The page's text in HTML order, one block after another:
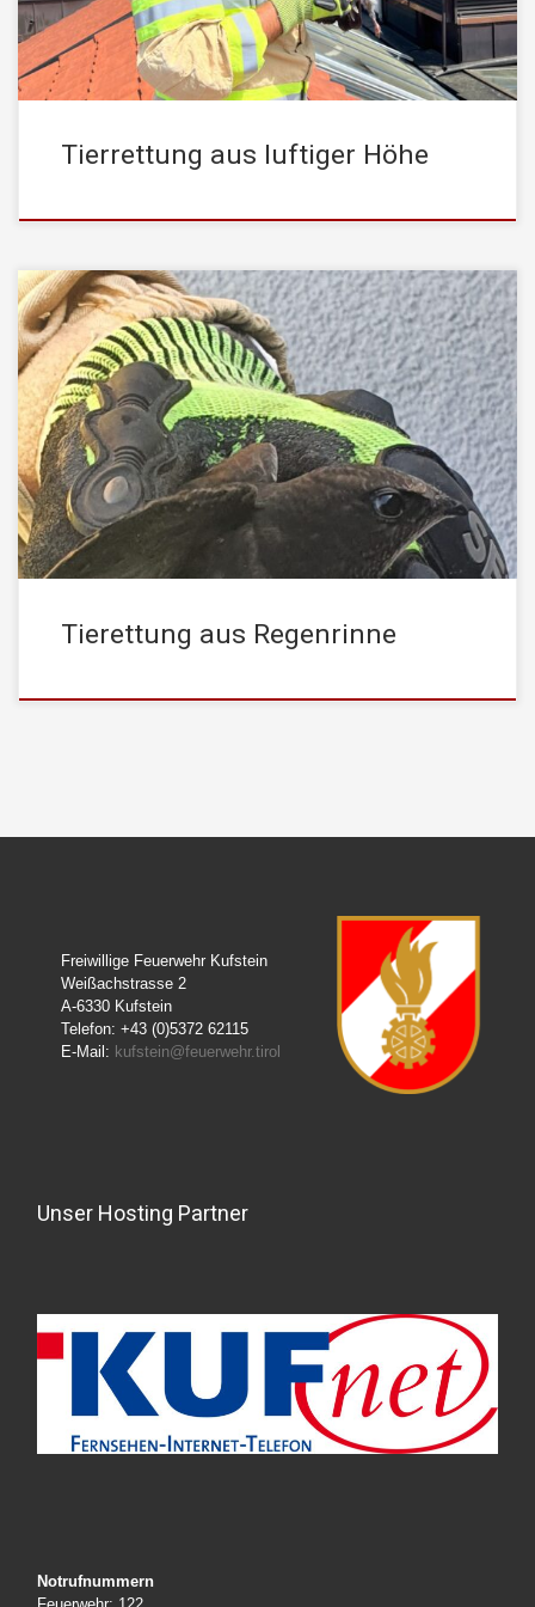
Tierrettung aus luftiger Höhe
Am Sonntagvormittag, den 05. Juni 2022, wurde
die STADTFEUERWEHR Kufstein von der Leitstelle Tirol mit dem
Einsatzstichwort “Technische Hilfeleistung Tierrettung” alarmiert.
Ein kleiner Vogel hatte sich am Dach eines Mehrfamilienhauses
in ein Regenrinnenfallrohr verirrt und konnte sich nicht mehr
selbst befreien. Bewohner des Hauses bemerkten den kleinen
Vogel und alarmierten die STADTFEUERWEHR Kufstein. Mittels
Drehleiter […]
Tierettung aus Regenrinne
Freiwillige Feuerwehr Kufstein
Weißachstrasse 2
A-6330 Kufstein
Telefon: +43 (0)5372 62115
E-Mail: kufstein@feuerwehr.tirol
Unser Hosting Partner
Notrufnummern